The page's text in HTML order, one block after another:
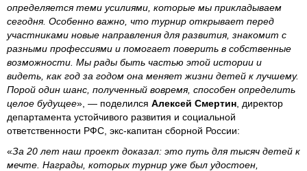
определяется теми усилиями, которые мы прикладываем
сегодня. Особенно важно, что турнир открывает перед
участниками новые направления для развития, знакомит с
разными профессиями и помогает поверить в собственные
возможности. Мы рады быть частью этой истории и
видеть, как год за годом она меняет жизни детей к лучшему.
Порой один шанс, полученный вовремя, способен определить
целое будущее», — поделился Алексей Смертин , директор
департамента устойчивого развития и социальной
ответственности РФС, экс-капитан сборной России:
«За 20 лет наш проект доказал: это путь для тысяч детей к
мечте. Награды, которых турнир уже был удостоен,